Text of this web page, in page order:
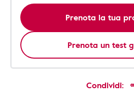
Prenota la tua
Prenota un test
Condividi: